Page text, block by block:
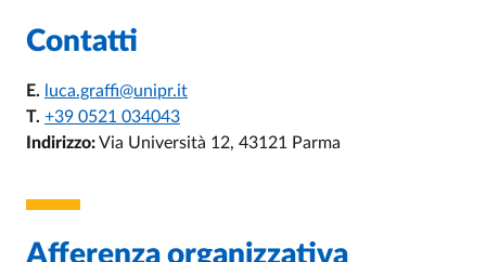
Contatti
E.
luca.graffi@unipr.it
T. +39 0521 034043
Indirizzo:Via Università 12, 43121 Parma
Afferenza organizzativa